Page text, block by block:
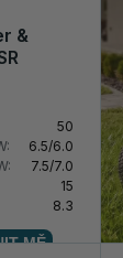
&
50
6.5/6.0
7.5/7.0
15
8.3
MĚ